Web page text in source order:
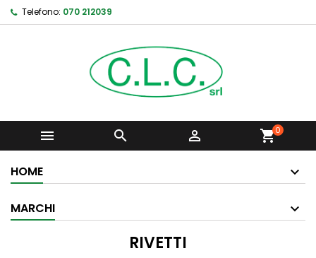
Telefono: 070 212039
   shopping_cart0
HOME
MARCHI
RIVETTI